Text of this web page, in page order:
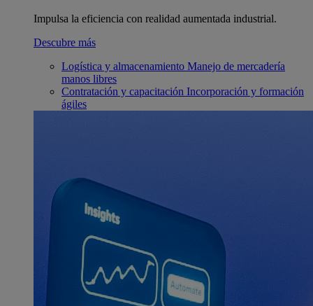
Impulsa la eficiencia con realidad aumentada industrial.
Descubre más
Logística y almacenamiento Manejo de mercadería
manos libres
Contratación y capacitación Incorporación y formación
ágiles